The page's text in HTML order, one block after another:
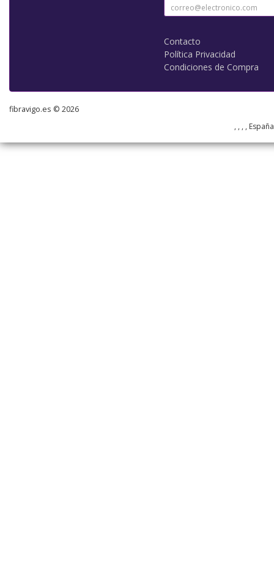
Contacto
Política Privacidad
Condiciones de Compra
fibravigo.es © 2026
, , , ,